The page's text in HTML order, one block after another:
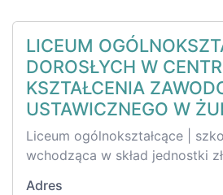
LICEUM
DOROSŁYCH W
KSZTAŁCENIA
USTAWICZNEGO W
Liceum ogólnokształcące |
wchodząca w skład jednostki
Adres